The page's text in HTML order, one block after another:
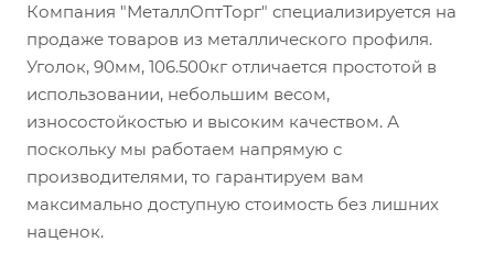
Компания "МеталлОптТорг" специализируется на
продаже товаров из металлического профиля.
Уголок, 90мм, 106.500кг отличается простотой в
использовании, небольшим весом,
износостойкостью и высоким качеством. А
поскольку мы работаем напрямую с
производителями, то гарантируем вам
максимально доступную стоимость без лишних
наценок.